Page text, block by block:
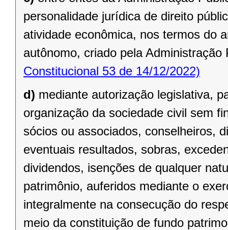
personalidade jurídica de direito
atividade econômica, nos termos do
autônomo, criado pela Administração
Constitucional 53 de 14/12/2022)
d) mediante autorização legislativa,
organização da sociedade civil sem
sócios ou associados, conselheiros,
eventuais resultados, sobras,
dividendos, isenções de qualquer
patrimônio, auferidos mediante o
integralmente na consecução do
meio da constituição de fundo